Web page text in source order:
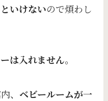
いけないので煩わし
は入れません。
、 ベビールームが一